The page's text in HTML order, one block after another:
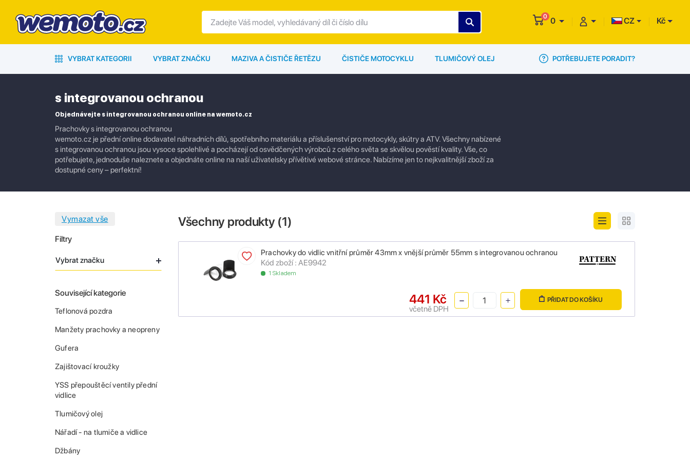
0 0 CZ Kč
VYBRAT KATEGORII VYBRAT ZNAČKU MAZIVA A ČISTIČE ŘETĚZU ČISTIČE MOTOCYKLU TLUMIČOVÝ OLEJ POTŘEBUJETE PORADIT?
s integrovanou ochranou
Objednávejte s integrovanou ochranou online na wemoto.cz
Prachovky s integrovanou ochranou
wemoto.cz je přední online dodavatel náhradních dílů, spotřebního materiálu a příslušenství pro motocykly, skútry a ATV. Všechny nabízené
s integrovanou ochranou jsou vysoce spolehlivé a pocházejí od osvědčených výrobců z celého světa se skvělou pověstí kvality. Vše, co
potřebujete, jednoduše naleznete a objednáte online na naší uživatelsky přívětivé webové stránce. Nabízíme jen to nejkvalitnější zboží za
dostupné ceny – perfektní!
Filtry
Vybrat značku
Související kategorie
Teflonová pozdra
Manžety prachovky a neopreny
Gufera
Zajištovací kroužky
YSS přepouštěcí ventily přední
vidlice
Tlumičový olej
Nářadí - na tlumiče a vidlice
Džbány
Všechny produkty (1)
Prachovky do vidlic vnitřní průměr 43mm x vnější průměr 55mm s integrovanou ochranou
Kód zboží : AE9942
1 Skladem
441 Kč
včetně DPH
PŘIDAT DO KOŠÍKU